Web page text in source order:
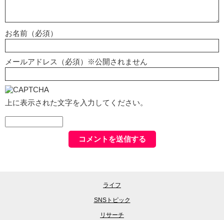
お名前（必須）
メールアドレス（必須）※公開されません
上に表示された文字を入力してください。
ライフ
SNSトピック
リサーチ